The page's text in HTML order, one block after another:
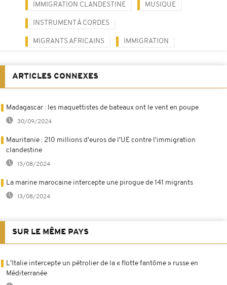
IMMIGRATION CLANDESTINE MUSIQUE
INSTRUMENT À CORDES
MIGRANTS AFRICAINS IMMIGRATION
ARTICLES CONNEXES
Madagascar : les maquettistes de bateaux ont le vent en poupe
30/09/2024
Mauritanie : 210 millions d'euros de l'UE contre l'immigration
clandestine
13/08/2024
La marine marocaine intercepte une pirogue de 141 migrants
13/08/2024
SUR LE MÊME PAYS
L'Italie intercepte un pétrolier de la « flotte fantôme » russe en
Méditerranée